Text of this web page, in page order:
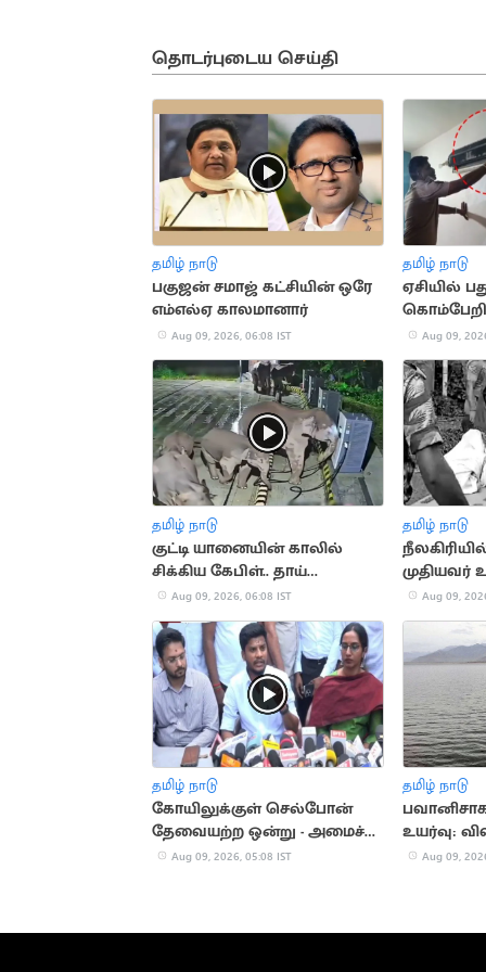
தொடர்புடைய செய்தி
தமிழ் நாடு
பகுஜன் சமாஜ் கட்சியின் ஒரே
எம்எல்ஏ காலமானார்
Aug 09, 2026, 06:08 IST
தமிழ் நாடு
ஏசியில்
Aug 09,
தமிழ் நாடு
குட்டி யானையின் காலில்
சிக்கிய கேபிள்.. தாய்
யானையின் வைரல் வீடியோ
Aug 09, 2026, 06:08 IST
தமிழ் நாடு
முதியவர்
Aug 09,
தமிழ் நாடு
கோயிலுக்குள் செல்போன்
தேவையற்ற ஒன்று - அமைச்சர்
ரமேஷ்
Aug 09, 2026, 05:08 IST
தமிழ் நாடு
உயர்வு:
Aug 09,